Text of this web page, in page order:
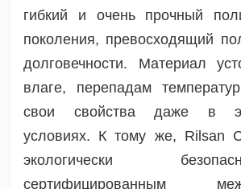
гибкий и очень прочный
поколения, превосходящий
долговечности. Материал
влаге, перепадам
свои свойства даже в
условиях. К тому же, Rilsan
экологически
сертифицированным